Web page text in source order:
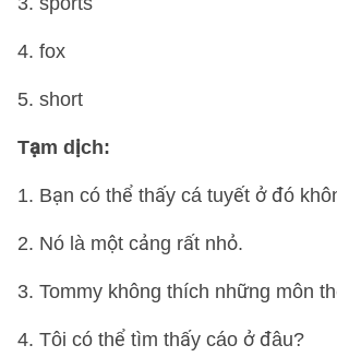
4. fox
5. short
Tạm dịch:
1. Bạn có thể thấy cá tuyết ở đó
2. Nó là một cảng rất nhỏ.
3. Tommy không thích những môn
4. Tôi có thể tìm thấy cáo ở đâu?